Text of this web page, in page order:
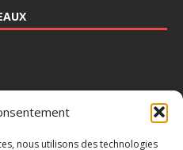
nous utilisons des technologies